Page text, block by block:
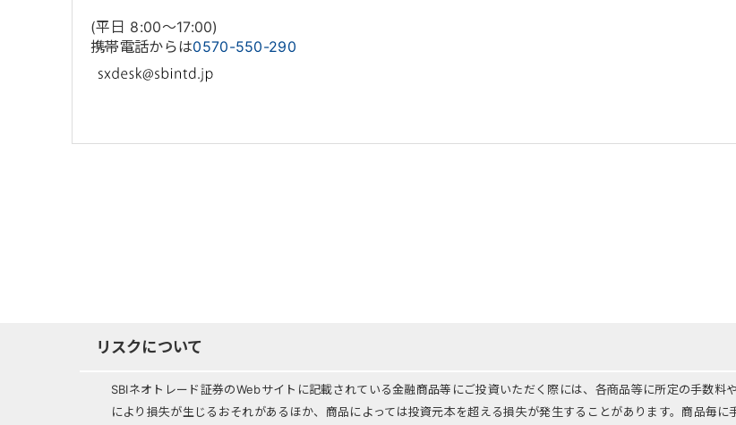
(平日 8:00〜17:00)
携帯電話からは0570-550-290
リスクについて
SBIネオトレード証券のWebサイトに記載されている金融商品等にご投資いただく際には、各商品等に所定の手数
により損失が生じるおそれがあるほか、商品によっては投資元本を超える損失が発生することがあります。商品毎